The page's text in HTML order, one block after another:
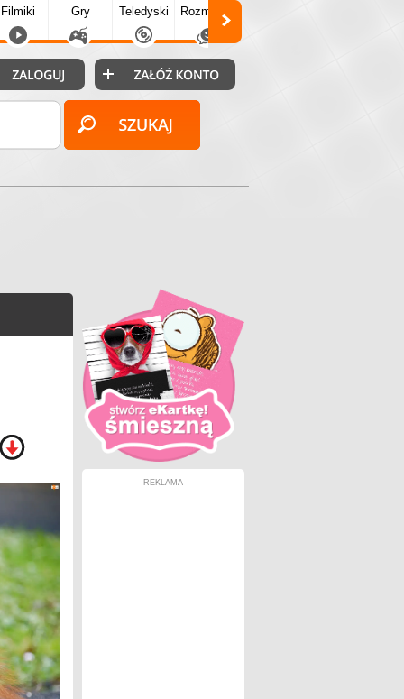
Filmiki Gry Teledyski Rozmówki
REKLAMA